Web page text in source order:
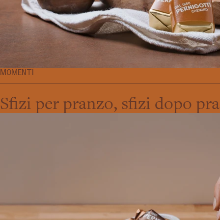
MOMENTI
Sfizi per pranzo, sfizi dopo